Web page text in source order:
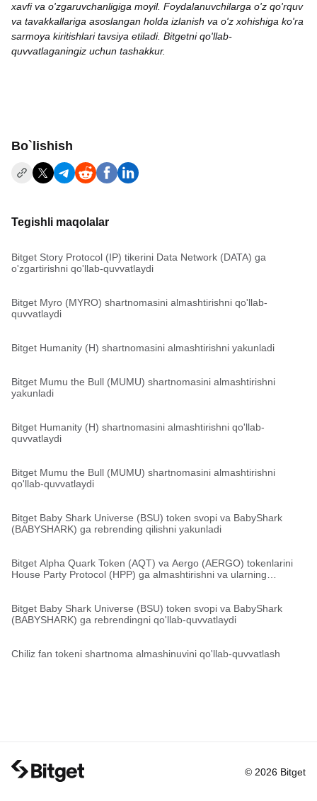
xavfi va o'zgaruvchanligiga moyil. Foydalanuvchilarga o'z qo'rquv
va tavakkallariga asoslangan holda izlanish va o'z xohishiga ko'ra
sarmoya kiritishlari tavsiya etiladi. Bitgetni qo'llab-
quvvatlaganingiz uchun tashakkur.
Bo`lishish
Tegishli maqolalar
Bitget Story Protocol (IP) tikerini Data Network (DATA) ga
o'zgartirishni qo'llab-quvvatlaydi
Bitget Myro (MYRO) shartnomasini almashtirishni qo'llab-
quvvatlaydi
Bitget Humanity (H) shartnomasini almashtirishni yakunladi
Bitget Mumu the Bull (MUMU) shartnomasini almashtirishni
yakunladi
Bitget Humanity (H) shartnomasini almashtirishni qo'llab-
quvvatlaydi
Bitget Mumu the Bull (MUMU) shartnomasini almashtirishni
qo'llab-quvvatlaydi
Bitget Baby Shark Universe (BSU) token svopi va BabyShark
(BABYSHARK) ga rebrending qilishni yakunladi
Bitget Alpha Quark Token (AQT) va Aergo (AERGO) tokenlarini
House Party Protocol (HPP) ga almashtirishni va ularning
Bitget Baby Shark Universe (BSU) token svopi va BabyShark
(BABYSHARK) ga rebrendingni qo'llab-quvvatlaydi
Chiliz fan tokeni shartnoma almashinuvini qo'llab-quvvatlash
© 2026 Bitget